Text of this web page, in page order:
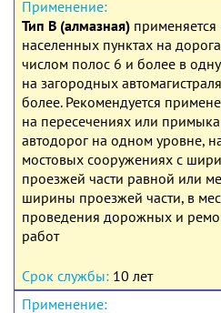
Тип В (алмазная) применяется
населенных пунктах на
числом полос 6 и более в
на загородных
более. Рекомендуется
на пересечениях или
автодорог на одном уровне,
мостовых сооружениях с
проезжей части равной или
ширины проезжей части, в
проведения дорожных и
работ
10 лет